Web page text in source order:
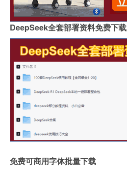
DeepSeek全套部署资料免费下载
免费可商用字体批量下载